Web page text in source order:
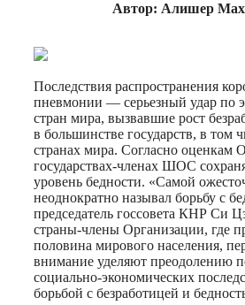
Автор: Алишер
Последствия распространения
пневмонии — серьезный удар по
стран мира, вызвавшие рост
в большинстве государств, в том
странах мира. Согласно оценкам
государствах-членах ШОС
уровень бедности. «Самой
неоднократно называл борьбу с
председатель госсовета КНР Си
страны-члены Организации, где
половина мирового населения,
внимание уделяют преодолению
социально-экономических
борьбой с безработицей и